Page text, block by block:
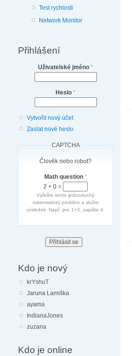
Test rychlosti
Network Monitor
Přihlášení
Uživatelské jméno *
Heslo *
Vytvořit nový účet
Zaslat nové heslo
CAPTCHA
Člověk nebo robot?
Math question *
2 + 0 =
Vyřešte tento jednoduchý
matematický problém a vložte
výsledek. Např. pro 1+3, zapište 4.
Kdo je nový
krYshuT
Jaruna Lamiška
ayama
IndianaJones
zuzana
Kdo je online